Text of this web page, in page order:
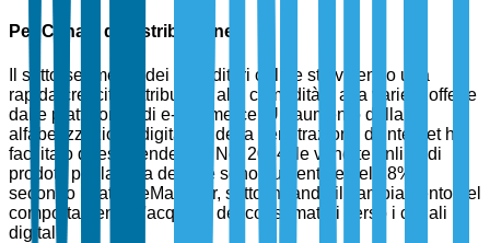
Per Canale di Distribuzione
Il sotto-segmento dei rivenditori online sta vivendo una
rapida crescita, attribuibile alla comodità e alla varietà offerte
dalle piattaforme di e-commerce. Un aumento della
alfabetizzazione digitale e della penetrazione di Internet ha
facilitato questa tendenza. Nel 2024, le vendite online di
prodotti per la cura dentale sono aumentate del 18%,
secondo i dati di eMarketer, sottolineando il cambiamento nel
comportamento d'acquisto dei consumatori verso i canali
digitali.